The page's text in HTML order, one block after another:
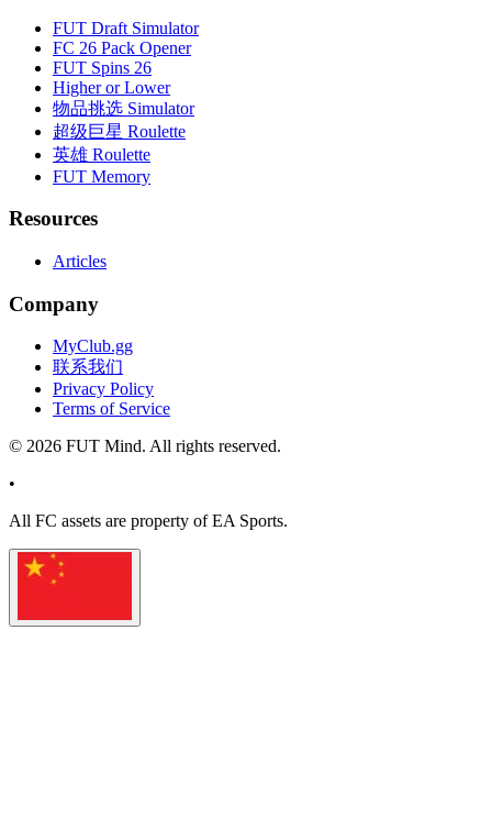
FUT Draft Simulator
FC 26 Pack Opener
FUT Spins 26
Higher or Lower
物品挑选 Simulator
超级巨星 Roulette
英雄 Roulette
FUT Memory
Resources
Articles
Company
MyClub.gg
联系我们
Privacy Policy
Terms of Service
© 2026 FUT Mind. All rights reserved.
•
All FC assets are property of EA Sports.